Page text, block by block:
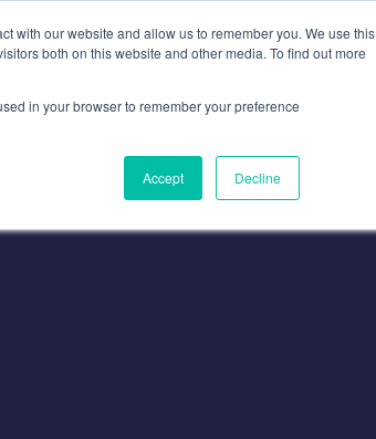
with our website and allow us to remember you. We use this
both on this website and other media. To find out more
in your browser to remember your preference
Accept Decline
力 联系我们